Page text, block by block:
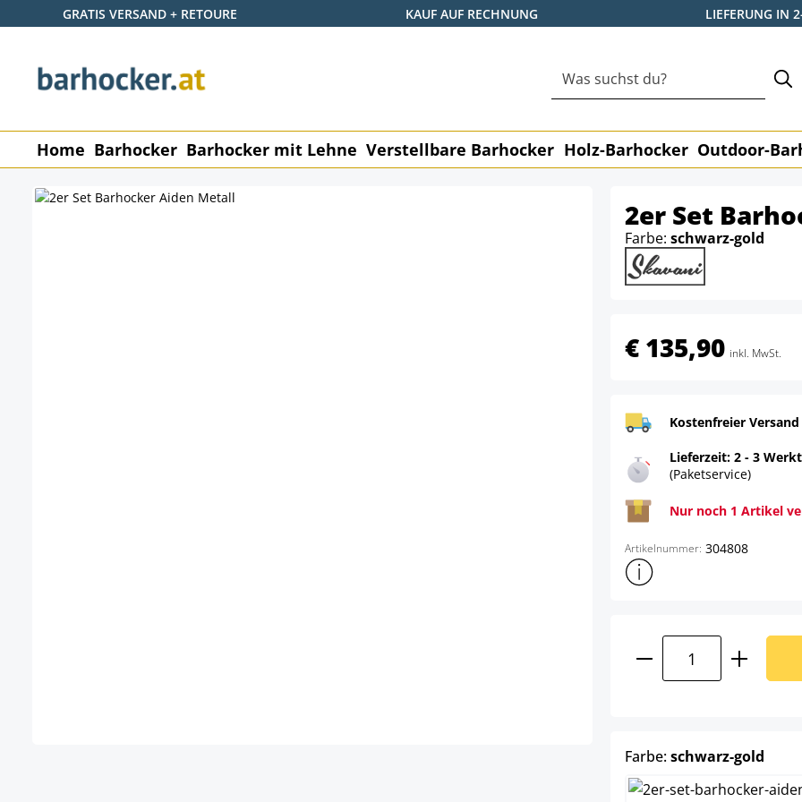
Hauptinhalt springen
Zur Suche springen
Zur Hauptnavigation springen
GRATIS VERSAND + RETOURE KAUF AUF RECHNUNG LIEFERUNG IN
Home Barhocker Barhocker mit Lehne Verstellbare Barhocker Holz-Barhocker Outdoor-
2er Set
Farbe: schwarz-gold
€ 135,90 inkl. MwSt.
Kostenfreier
Lieferzeit: 2 - 3
(Paketservice)
Nur noch 1 Artikel
Artikelnummer: 304808
Weitere
Produkt Anzahl:
Farbe:schwarz-gold